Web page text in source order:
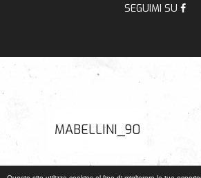
MABELLINI_90
SEGUIMI SU